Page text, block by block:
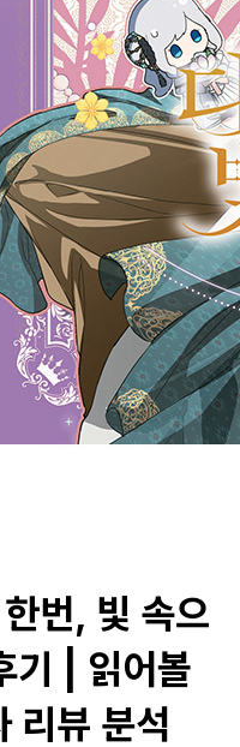
번, 빛 속으
기 | 읽어볼
리뷰 분석